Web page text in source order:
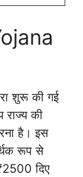
शुरू की गई
राज्य की
है। इस
रूप से
दिए